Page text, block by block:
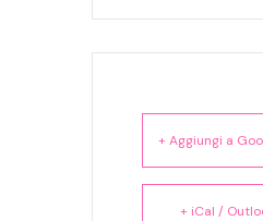
+ Aggiungi a
+ iCal /